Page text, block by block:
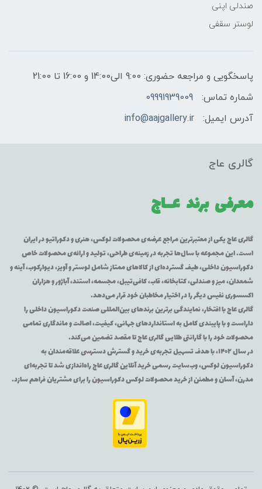
صندلی اپنی
لوستر سقفی
پاسخگویی و مراجعه حضوری: 9:00 الی14:00 و 16:00 تا 21:00
شماره تماس:
09991939009
آدرس ایمیل:
info@aajgallery.ir
گالری عاج
معرفی برند عــاج
گالری عاج یکی از معتبرترین مراجع عرضه‌ی محصولات لوکس، هنری و دکوراتیو در ایران
است. این مجموعه با سال‌ها تجربه در زمینه‌ی طراحی، تولید و ارائه‌ی محصولات خاص
دکوراسیون داخلی، طیف گسترده‌ای از کالاهای ممتاز شامل لوستر و آویز، دیوارکوب، آینه و
شمعدان، میز و صندلی، کتابخانه، قاب، کافی‌تیبل، مجسمه، استند، آباژور و هزاران
اکسسوری نفیس دیگر را در اختیار مخاطبان خود قرار می‌دهد.
گالری عاج با افتخار، نمایندگی برترین برندهای بین‌المللی صنعت دکوراسیون داخلی را
داراست و با پایبندی کامل به استانداردهای جهانی، کیفیت، اصالت و ماندگاری تمامی
محصولات خود را با گارانتی طلایی گالری عاج تا مقصد تضمین می‌کند.
در سال ۱۴۰۲، با هدف تسهیل تجربه‌ی خرید و گسترش دسترسی علاقه‌مندان به
دکوراسیون لوکس، وب‌سایت رسمی خرید آنلاین گالری عاج راه‌اندازی شد تا تجربه‌ای
مدرن، آسان و مطمئن از خرید محصولات لوکس دکوراسیون را برای مشتریان فراهم سازد.